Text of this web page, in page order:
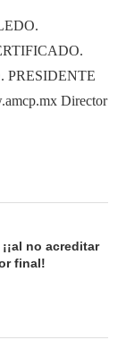
PRESIDENTE
Director
no acreditar
final!